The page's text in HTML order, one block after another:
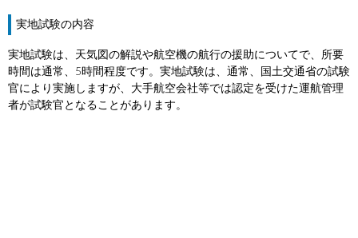
実地試験の内容
実地試験は、天気図の解説や航空機の航行の援助についてで、所要
時間は通常、5時間程度です。実地試験は、通常、国土交通省の試験
官により実施しますが、大手航空会社等では認定を受けた運航管理
者が試験官となることがあります。